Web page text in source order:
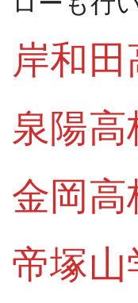
岸和田
泉陽高
金岡高
帝塚山